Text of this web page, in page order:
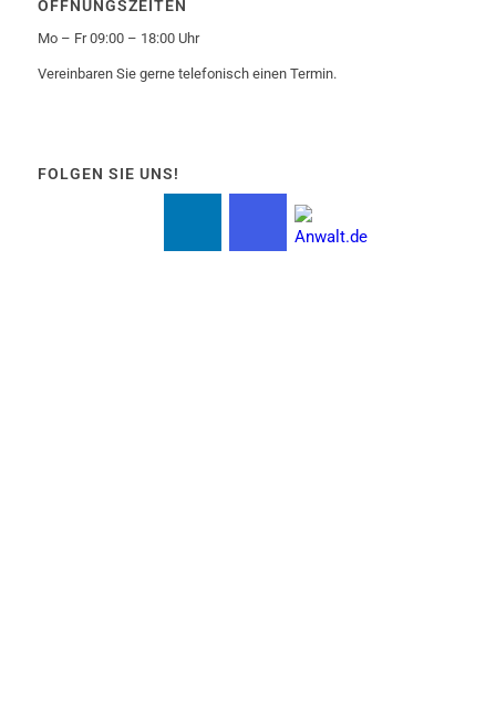
ÖFFNUNGSZEITEN
Mo – Fr 09:00 – 18:00 Uhr
Vereinbaren Sie gerne telefonisch einen Termin.
FOLGEN SIE UNS!